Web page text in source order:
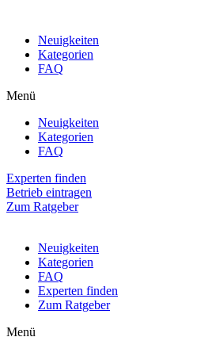
Neuigkeiten
Kategorien
FAQ
Menü
Neuigkeiten
Kategorien
FAQ
Experten finden
Betrieb eintragen
Zum Ratgeber
Neuigkeiten
Kategorien
FAQ
Experten finden
Zum Ratgeber
Menü